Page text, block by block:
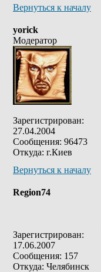
Вернуться к началу
yorick
Модератор
Зарегистрирован:
27.04.2004
Сообщения: 96473
Откуда: г.Киев
Вернуться к началу
Region74
Зарегистрирован:
17.06.2007
Сообщения: 157
Откуда: Челябинск